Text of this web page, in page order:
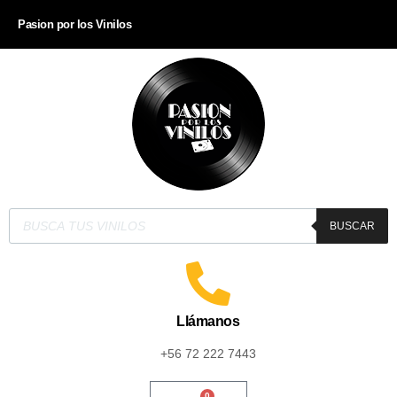
Pasion por los Vinilos
BUSCAR
Llámanos
+56 72 222 7443